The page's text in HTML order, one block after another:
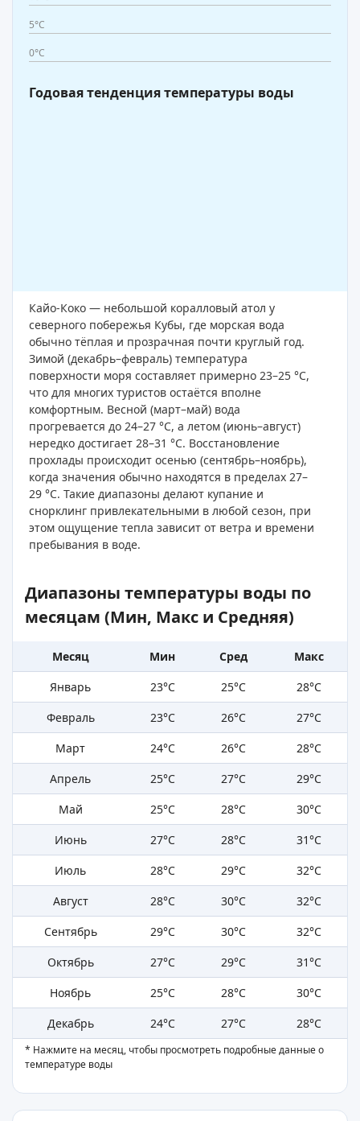
5°C
0°C
Годовая тенденция температуры воды
Кайо-Коко — небольшой коралловый атол у
северного побережья Кубы, где морская вода
обычно тёплая и прозрачная почти круглый год.
Зимой (декабрь–февраль) температура
поверхности моря составляет примерно 23–25 °C,
что для многих туристов остаётся вполне
комфортным. Весной (март–май) вода
прогревается до 24–27 °C, а летом (июнь–август)
нередко достигает 28–31 °C. Восстановление
прохлады происходит осенью (сентябрь–ноябрь),
когда значения обычно находятся в пределах 27–
29 °C. Такие диапазоны делают купание и
снорклинг привлекательными в любой сезон, при
этом ощущение тепла зависит от ветра и времени
пребывания в воде.
Диапазоны температуры воды по
месяцам (Мин, Макс и Средняя)
Месяц Мин Сред
Макс
Январь
23°C 25°C
28°C
Февраль
23°C 26°C
27°C
Март
24°C 26°C
28°C
Апрель
25°C 27°C
29°C
Май
25°C 28°C
30°C
Июнь
27°C 28°C
31°C
Июль
28°C 29°C
32°C
Август
28°C 30°C
32°C
Сентябрь
29°C 30°C
32°C
Октябрь
27°C 29°C
31°C
Ноябрь
25°C 28°C
30°C
Декабрь
24°C 27°C 28°C
* Нажмите на месяц, чтобы просмотреть подробные данные о
температуре воды